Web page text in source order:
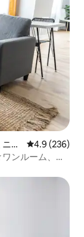
ア
レビュー236
4.9 (236)
ンルーム、★